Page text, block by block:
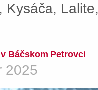
Kysáča,
Báčskom Petrovci
2025